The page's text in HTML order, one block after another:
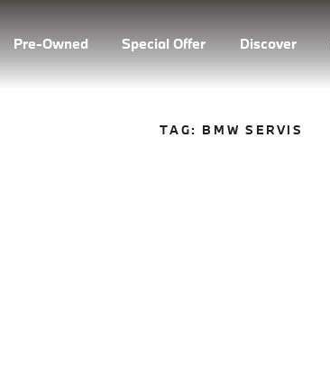
Pre-Owned Special Offer Discover
TAG: BMW SERVIS